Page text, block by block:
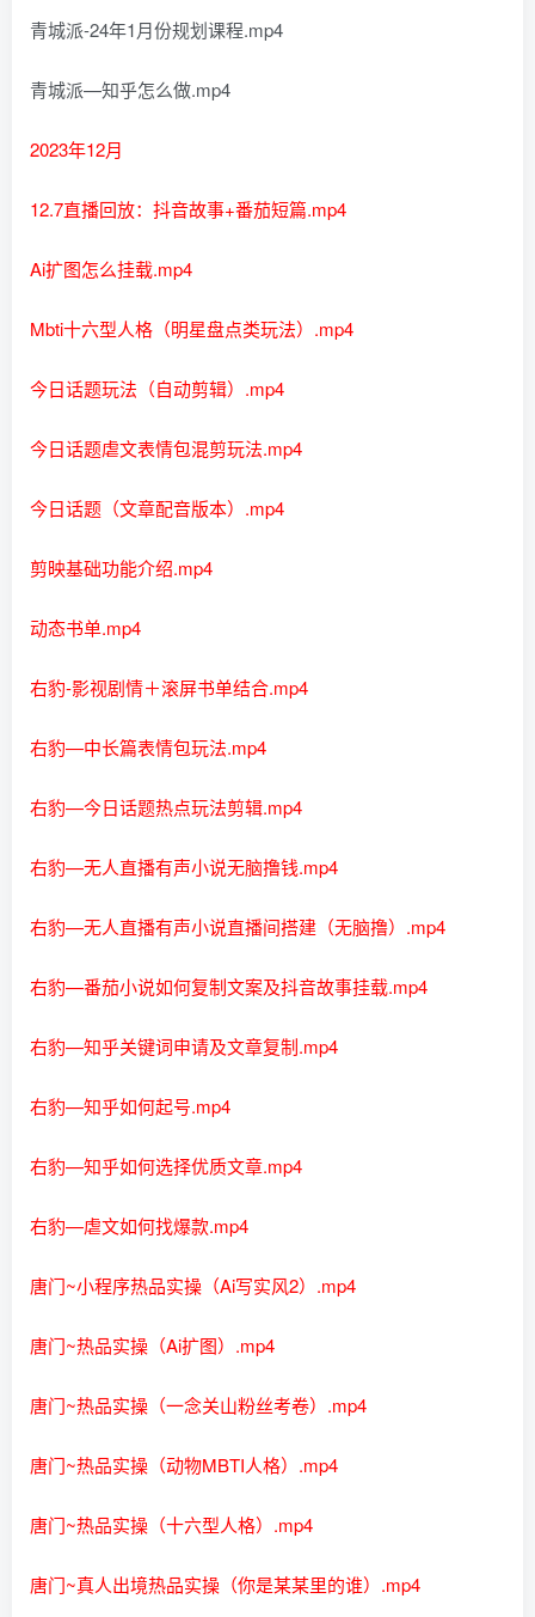
青城派-24年1月份规划课程.mp4
青城派—知乎怎么做.mp4
2023年12月
12.7直播回放：抖音故事+番茄短篇.mp4
Ai扩图怎么挂载.mp4
Mbti十六型人格（明星盘点类玩法）.mp4
今日话题玩法（自动剪辑）.mp4
今日话题虐文表情包混剪玩法.mp4
今日话题（文章配音版本）.mp4
剪映基础功能介绍.mp4
动态书单.mp4
右豹-影视剧情＋滚屏书单结合.mp4
右豹—中长篇表情包玩法.mp4
右豹—今日话题热点玩法剪辑.mp4
右豹—无人直播有声小说无脑撸钱.mp4
右豹—无人直播有声小说直播间搭建（无脑撸）.mp4
右豹—番茄小说如何复制文案及抖音故事挂载.mp4
右豹—知乎关键词申请及文章复制.mp4
右豹—知乎如何起号.mp4
右豹—知乎如何选择优质文章.mp4
右豹—虐文如何找爆款.mp4
唐门~小程序热品实操（Ai写实风2）.mp4
唐门~热品实操（Ai扩图）.mp4
唐门~热品实操（一念关山粉丝考卷）.mp4
唐门~热品实操（动物MBTI人格）.mp4
唐门~热品实操（十六型人格）.mp4
唐门~真人出境热品实操（你是某某里的谁）.mp4